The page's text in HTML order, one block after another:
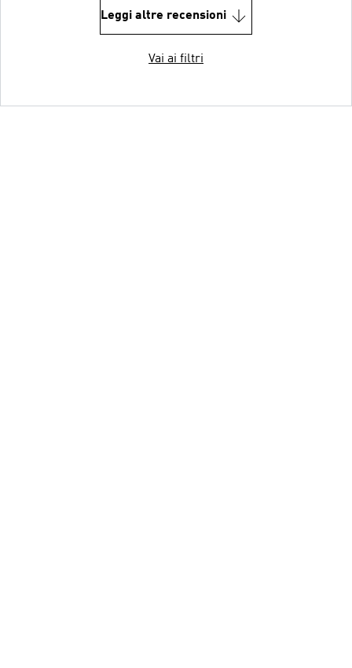
Leggi altre recensioni
Vai ai filtri